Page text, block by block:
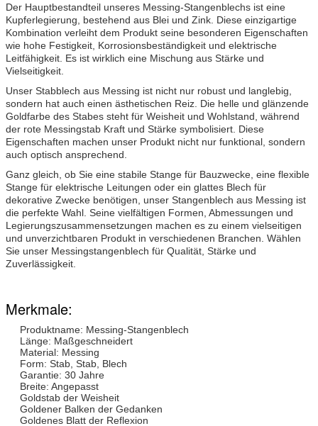
Der Hauptbestandteil unseres Messing-Stangenblechs ist eine
Kupferlegierung, bestehend aus Blei und Zink. Diese einzigartige
Kombination verleiht dem Produkt seine besonderen Eigenschaften
wie hohe Festigkeit, Korrosionsbeständigkeit und elektrische
Leitfähigkeit. Es ist wirklich eine Mischung aus Stärke und
Vielseitigkeit.
Unser Stabblech aus Messing ist nicht nur robust und langlebig,
sondern hat auch einen ästhetischen Reiz. Die helle und glänzende
Goldfarbe des Stabes steht für Weisheit und Wohlstand, während
der rote Messingstab Kraft und Stärke symbolisiert. Diese
Eigenschaften machen unser Produkt nicht nur funktional, sondern
auch optisch ansprechend.
Ganz gleich, ob Sie eine stabile Stange für Bauzwecke, eine flexible
Stange für elektrische Leitungen oder ein glattes Blech für
dekorative Zwecke benötigen, unser Stangenblech aus Messing ist
die perfekte Wahl. Seine vielfältigen Formen, Abmessungen und
Legierungszusammensetzungen machen es zu einem vielseitigen
und unverzichtbaren Produkt in verschiedenen Branchen. Wählen
Sie unser Messingstangenblech für Qualität, Stärke und
Zuverlässigkeit.
Merkmale:
Produktname: Messing-Stangenblech
Länge: Maßgeschneidert
Material: Messing
Form: Stab, Stab, Blech
Garantie: 30 Jahre
Breite: Angepasst
Goldstab der Weisheit
Goldener Balken der Gedanken
Goldenes Blatt der Reflexion